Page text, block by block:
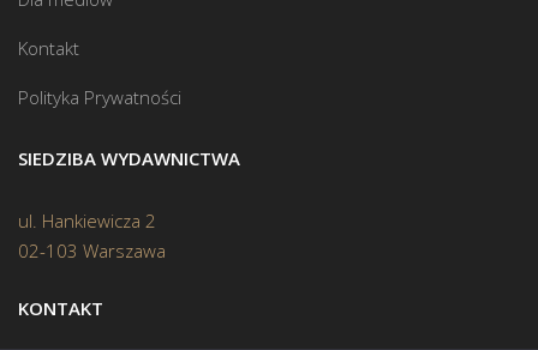
Kontakt
Polityka Prywatności
SIEDZIBA WYDAWNICTWA
ul. Hankiewicza 2
02-103 Warszawa
KONTAKT